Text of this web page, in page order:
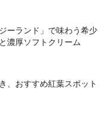
ーランド」で味わう希少
濃厚ソフトクリーム
、おすすめ紅葉スポット